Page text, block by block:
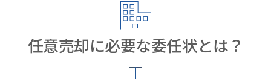
任意売却に必要な委任状とは？